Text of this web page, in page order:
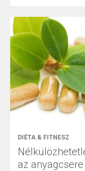
DIÉTA & FITNESZ
az